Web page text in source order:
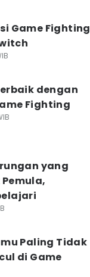
Game Fighting
dengan
Fighting
yang
Paling Tidak
di Game